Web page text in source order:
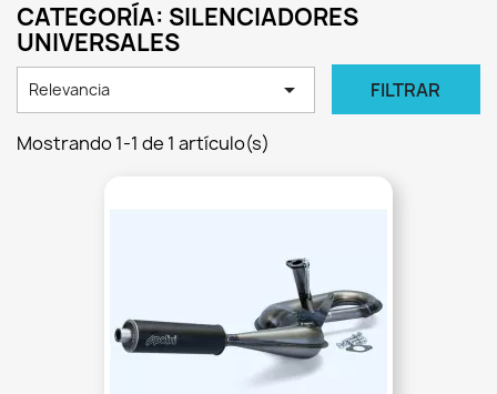
CATEGORÍA: SILENCIADORES
UNIVERSALES
Relevancia  FILTRAR
Mostrando 1-1 de 1 artículo(s)